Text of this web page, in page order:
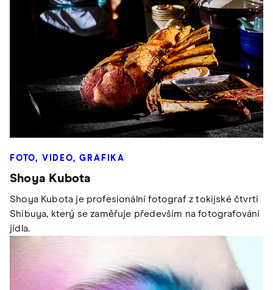
FOTO, VIDEO, GRAFIKA
Shoya Kubota
Shoya Kubota je profesionální fotograf z tokijské čtvrti
Shibuya, který se zaměřuje především na fotografování
jídla.